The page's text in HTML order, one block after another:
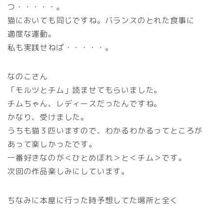
つ・・・・・。
猫においても同じですね。バランスのとれた食事に
適度な運動。
私も実践せねば・・・・・。
なのこさん
「モルツとチム」読ませてもらいました。
チムちゃん、レディースだったんですね。
かなり、受けました。
うちも猫３匹いますので、わかるわかるってところが
あって楽しかったです。
一番好きなのが＜ひとめぼれ＞と＜チム＞です。
次回の作品楽しみにしています。
ちなみに本屋に行った時予想してた場所と全く